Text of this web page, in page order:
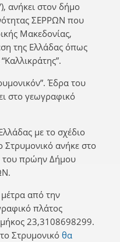
ανήκει στον δήμο
ΣΕΡΡΩΝ που
Μακεδονίας,
της Ελλάδας όπως
Έδρα του
στο γεωγραφικό
με το σχέδιο
Στρυμονικό ανήκε στο
του πρώην Δήμου
από την
πλάτος
23,3108698299.
Στρυμονικόθα